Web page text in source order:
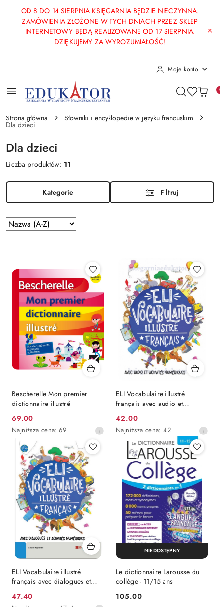
Przejdź do treści głównej
Przejdź do wyszukiwarki
Przejdź do moje konto
Przejdź do menu głównego
Przejdź do stopki
OD 8 DO 14 SIERPNIA KSIĘGARNIA BĘDZIE NIECZYNNA.
ZAMÓWIENIA ZŁOŻONE W TYCH DNIACH PRZEZ SKLEP
INTERNETOWY BĘDĄ REALIZOWANE OD 17 SIERPNIA.
DZIĘKUJEMY ZA WYROZUMIAŁOŚĆ!
Moje konto
Strona główna Słowniki i encyklopedie w języku francuskim
Dla dzieci
Dla dzieci
Liczba produktów: 11
Kategorie Filtruj
Zastosowano
sortowanie:
Z).
Sortuj
według
Bescherelle Mon premier
dictionnaire illustré
Cena
promocyjna:
69.00
Najniższa
cena
dni
przed
obniżką
Najniższa cena: 69
ELI Vocabulaire illustré
français avec audio et
activités numériques
Cena
promocyjna:
42.00
Najniższa
przed
obniżką
Najniższa cena: 42
ELI Vocabulaire illustré
français avec dialogues et
Cena
47.40
Le dictionnaire Larousse du
collège - 11/15 ans
Cena:
105.00
NIEDOSTĘPNY